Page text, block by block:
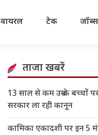
वायरल टेक जॉब्स
ताजा खबरें
13 साल से कम उम्र के बच्चों
सरकार ला रही कानून
कामिका एकादशी पर इन 5